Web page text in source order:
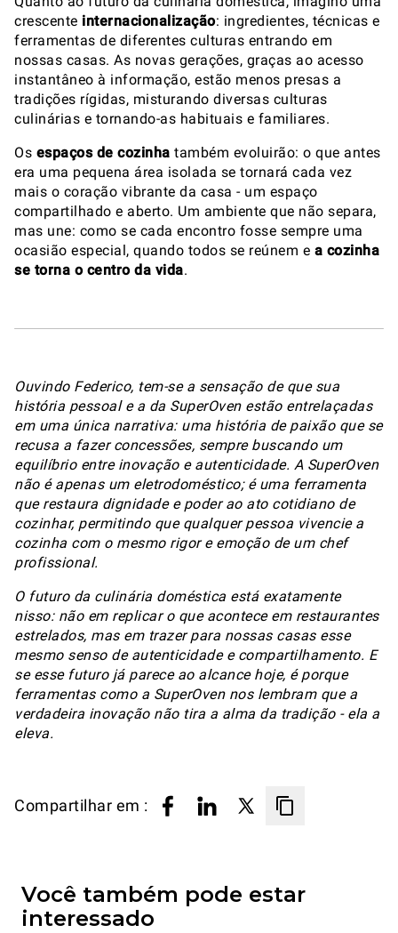
crescente internacionalização: ingredientes, técnicas e
ferramentas de diferentes culturas entrando em
nossas casas. As novas gerações, graças ao acesso
instantâneo à informação, estão menos presas a
tradições rígidas, misturando diversas culturas
culinárias e tornando-as habituais e familiares.
Os espaços de cozinha também evoluirão: o que antes
era uma pequena área isolada se tornará cada vez
mais o coração vibrante da casa - um espaço
compartilhado e aberto. Um ambiente que não separa,
mas une: como se cada encontro fosse sempre uma
ocasião especial, quando todos se reúnem e a cozinha
se torna o centro da vida.
Ouvindo Federico, tem-se a sensação de que sua
história pessoal e a da SuperOven estão entrelaçadas
em uma única narrativa: uma história de paixão que se
recusa a fazer concessões, sempre buscando um
equilíbrio entre inovação e autenticidade. A SuperOven
não é apenas um eletrodoméstico; é uma ferramenta
que restaura dignidade e poder ao ato cotidiano de
cozinhar, permitindo que qualquer pessoa vivencie a
cozinha com o mesmo rigor e emoção de um chef
profissional.
O futuro da culinária doméstica está exatamente
nisso: não em replicar o que acontece em restaurantes
estrelados, mas em trazer para nossas casas esse
mesmo senso de autenticidade e compartilhamento. E
se esse futuro já parece ao alcance hoje, é porque
ferramentas como a SuperOven nos lembram que a
verdadeira inovação não tira a alma da tradição - ela a
eleva.
Compartilhar em :
Você também pode estar
interessado